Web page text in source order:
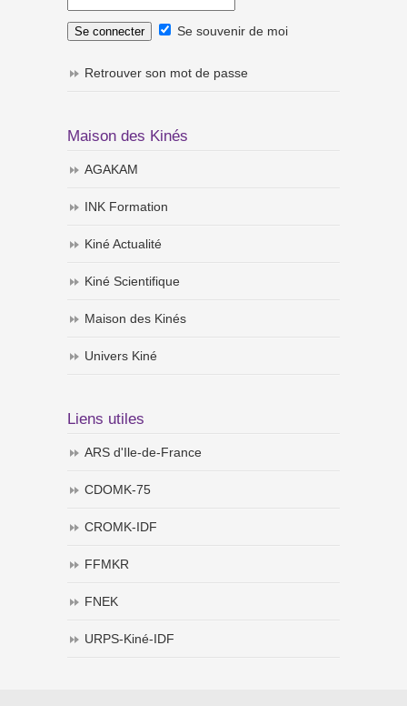
Se souvenir de moi
Retrouver son mot de passe
Maison des Kinés
AGAKAM
INK Formation
Kiné Actualité
Kiné Scientifique
Maison des Kinés
Univers Kiné
Liens utiles
ARS d'Ile-de-France
CDOMK-75
CROMK-IDF
FFMKR
FNEK
URPS-Kiné-IDF